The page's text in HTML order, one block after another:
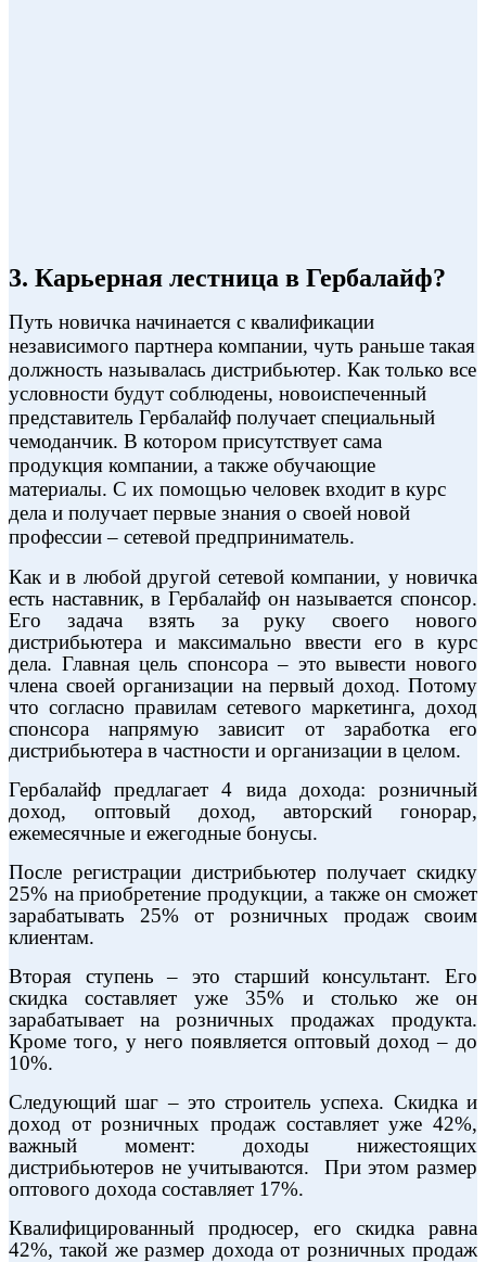
3. Карьерная лестница в Гербалайф?
Путь новичка начинается с квалификации
независимого партнера компании, чуть раньше такая
должность называлась дистрибьютер. Как только все
условности будут соблюдены, новоиспеченный
представитель Гербалайф получает специальный
чемоданчик. В котором присутствует сама
продукция компании, а также обучающие
материалы. С их помощью человек входит в курс
дела и получает первые знания о своей новой
профессии – сетевой предприниматель.
Как и в любой другой сетевой компании, у новичка
есть наставник, в Гербалайф он называется спонсор.
Его задача взять за руку своего нового
дистрибьютера и максимально ввести его в курс
дела. Главная цель спонсора – это вывести нового
члена своей организации на первый доход. Потому
что согласно правилам сетевого маркетинга, доход
спонсора напрямую зависит от заработка его
дистрибьютера в частности и организации в целом.
Гербалайф предлагает 4 вида дохода: розничный
доход, оптовый доход, авторский гонорар,
ежемесячные и ежегодные бонусы.
После регистрации дистрибьютер получает скидку
25% на приобретение продукции, а также он сможет
зарабатывать 25% от розничных продаж своим
клиентам.
Вторая ступень – это старший консультант. Его
скидка составляет уже 35% и столько же он
зарабатывает на розничных продажах продукта.
Кроме того, у него появляется оптовый доход – до
10%.
Следующий шаг – это строитель успеха. Скидка и
доход от розничных продаж составляет уже 42%,
важный момент: доходы нижестоящих
дистрибьютеров не учитываются.
При этом размер
оптового дохода составляет 17%.
Квалифицированный продюсер, его скидка равна
42%, такой же размер дохода от розничных продаж